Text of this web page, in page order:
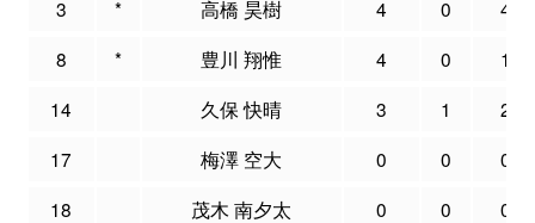
3
* 高橋 昊樹 4 0
4
8
* 豊川 翔惟 4 0
1
14
久保 快晴 3 1
2
17
梅澤 空大 0 0
0
18
茂木 南夕太 0 0
0